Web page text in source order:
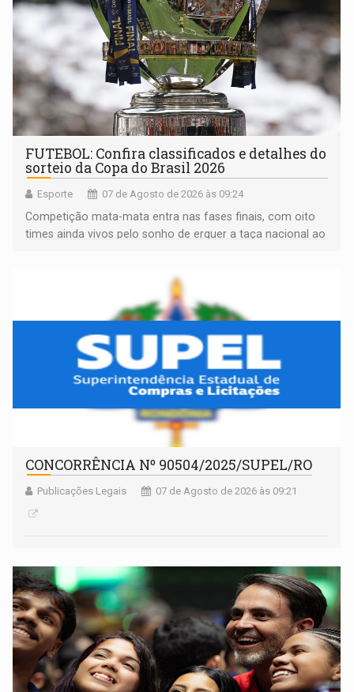
FUTEBOL: Confira classificados e detalhes do
sorteio da Copa do Brasil 2026
Esporte 07 de Agosto de 2026 às 09:24
Competição mata-mata entra nas fases finais, com oito
times ainda vivos pelo sonho de erguer a taça nacional ao
CONCORRÊNCIA Nº 90504/2025/SUPEL/RO
Publicações Legais 07 de Agosto de 2026 às 09:21